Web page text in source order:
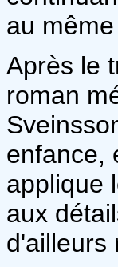
au
Après le
roman
enfance,
applique
aux
d'ailleurs